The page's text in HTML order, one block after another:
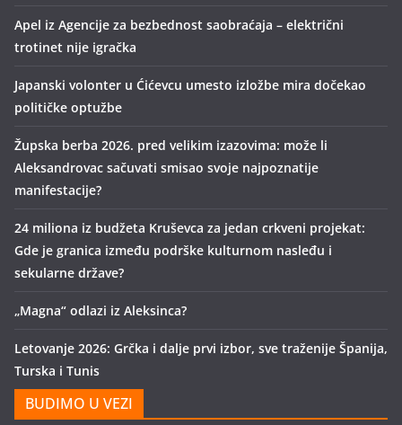
Apel iz Agencije za bezbednost saobraćaja – električni
trotinet nije igračka
Japanski volonter u Ćićevcu umesto izložbe mira dočekao
političke optužbe
Župska berba 2026. pred velikim izazovima: može li
Aleksandrovac sačuvati smisao svoje najpoznatije
manifestacije?
24 miliona iz budžeta Kruševca za jedan crkveni projekat:
Gde je granica između podrške kulturnom nasleđu i
sekularne države?
„Magna“ odlazi iz Aleksinca?
Letovanje 2026: Grčka i dalje prvi izbor, sve traženije Španija,
Turska i Tunis
BUDIMO U VEZI